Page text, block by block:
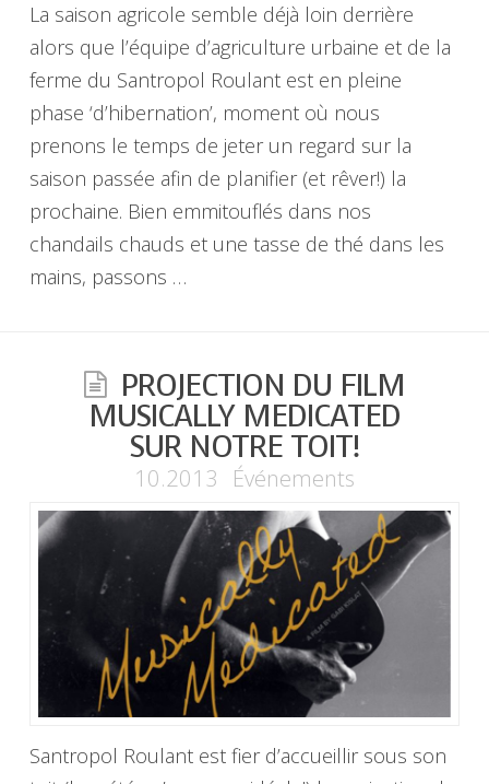
La saison agricole semble déjà loin derrière
alors que l’équipe d’agriculture urbaine et de la
ferme du Santropol Roulant est en pleine
phase ‘d’hibernation’, moment où nous
prenons le temps de jeter un regard sur la
saison passée afin de planifier (et rêver!) la
prochaine. Bien emmitouflés dans nos
chandails chauds et une tasse de thé dans les
mains, passons …
PROJECTION DU FILM
MUSICALLY MEDICATED
SUR NOTRE TOIT!
10.2013 Événements
Santropol Roulant est fier d’accueillir sous son